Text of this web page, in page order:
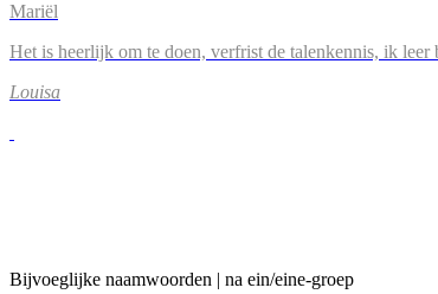
Mariël
Het is heerlijk om te doen, verfrist de talenkennis, ik leer
Louisa
Bijvoeglijke naamwoorden | na ein/eine-groep